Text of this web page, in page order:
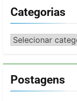
Categorias
Categorias
Postagens